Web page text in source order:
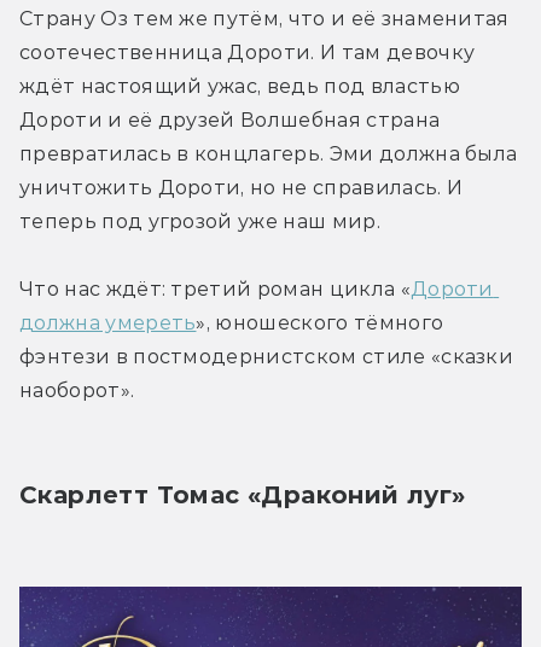
Страну Оз тем же путём, что и её знаменитая
соотечественница Дороти. И там девочку
ждёт настоящий ужас, ведь под властью
Дороти и её друзей Волшебная страна
превратилась в концлагерь. Эми должна была
уничтожить Дороти, но не справилась. И
теперь под угрозой уже наш мир.
Что нас ждёт: третий роман цикла «Дороти
должна умереть», юношеского тёмного
фэнтези в постмодернистском стиле «сказки
наоборот».
Скарлетт Томас «Драконий луг»